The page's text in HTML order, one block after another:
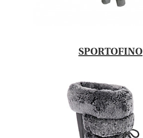
SPORTOFINO